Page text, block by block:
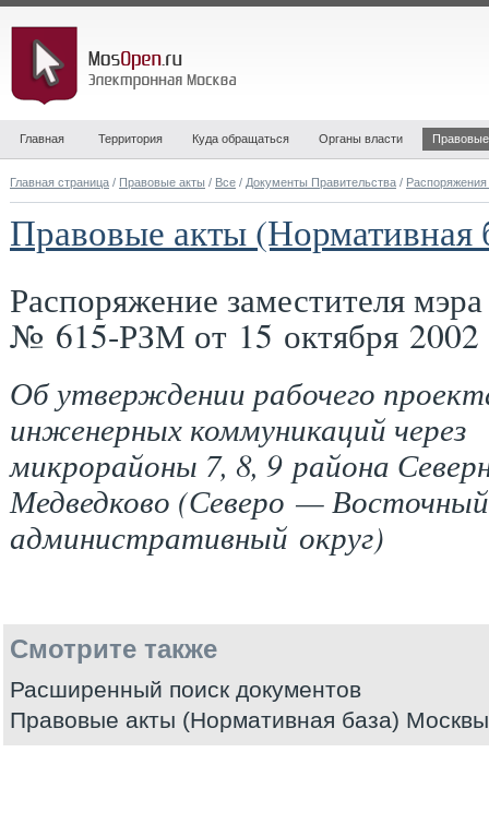
Главная Территория Куда обращаться Органы власти
Главная страница / Правовые акты / Все / Документы Правительства /
Правовые акты (Нормативная
Распоряжение заместителя
№ 615-РЗМ от 15 октября 2002
Об утверждении рабочего
инженерных коммуникаций через
микрорайоны 7, 8, 9 района
Медведково (Северо — Восточный
административный округ)
Смотрите также
Расширенный поиск документов
Правовые акты (Нормативная база) Москвы